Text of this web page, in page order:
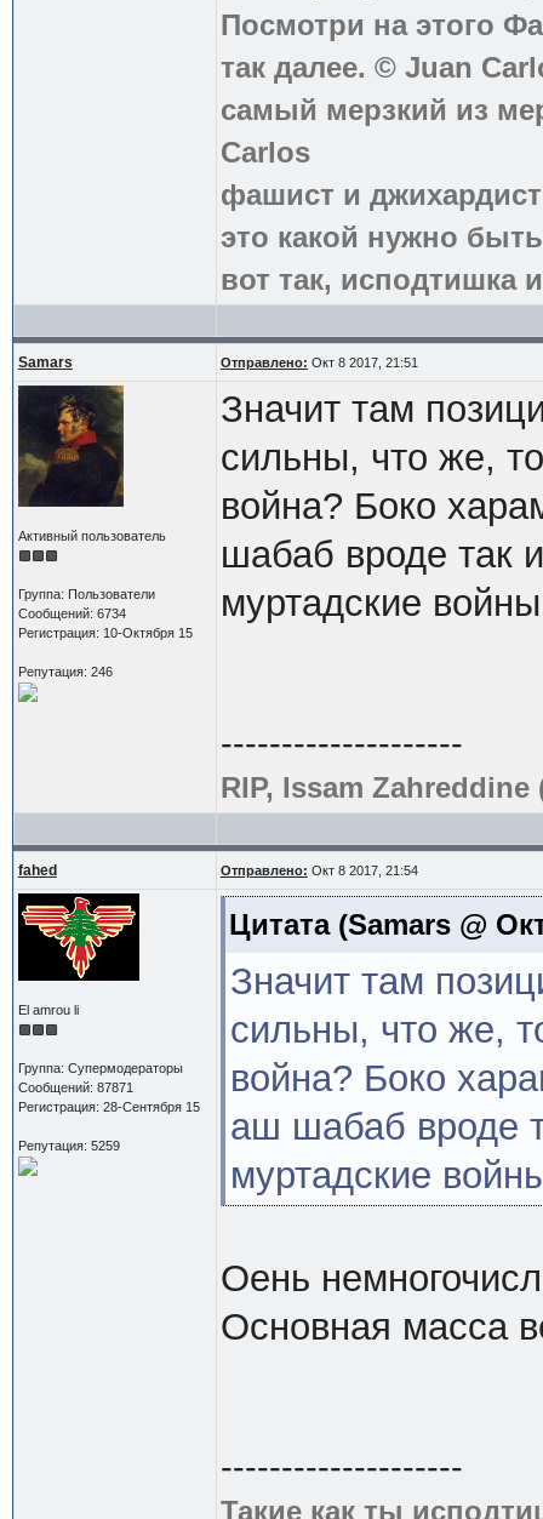
Посмотри на этого
так далее. © Juan
самый мерзкий из
Carlos
фашист и
это какой нужно
вот так, исподтишка
Samars Отправлено: Окт 8 2017, 21:51
Активный пользователь
Группа: Пользователи
Сообщений: 6734
Регистрация: 10-Октября 15
Репутация: 246
Значит там
сильны, что же,
война? Боко
шабаб вроде так
муртадские
--------------------
RIP, Issam Zahreddine
fahed Отправлено: Окт 8 2017, 21:54
El amrou li
Группа: Супермодераторы
Сообщений: 87871
Регистрация: 28-Сентября 15
Репутация: 5259
Цитата(Samars @
Значит там
сильны, что же,
война? Боко
аш шабаб вроде
муртадские
Оень
Основная масса
--------------------
Такие как ты